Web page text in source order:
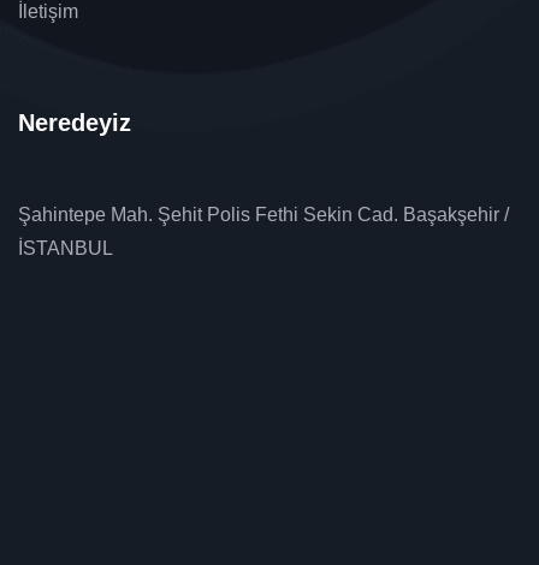
İletişim
Neredeyiz
Şahintepe Mah. Şehit Polis Fethi Sekin Cad. Başakşehir /
İSTANBUL